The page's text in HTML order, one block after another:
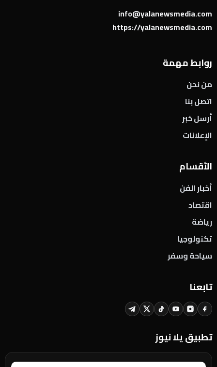
info@yalanewsmedia.com
https://yalanewsmedia.com
روابط مهمة
من نحن
اتصل بنا
أرسل خبر
الإعلانات
الأقسام
أخبار الفن
اقتصاد
رياضة
تكنولوجيا
سياحة وسفر
تابعنا
تطبيق يلا نيوز